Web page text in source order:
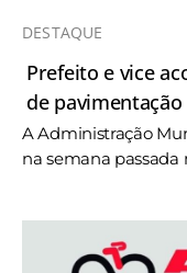
DESTAQUE
Prefeito e vice
de
A Administração
na semana passada